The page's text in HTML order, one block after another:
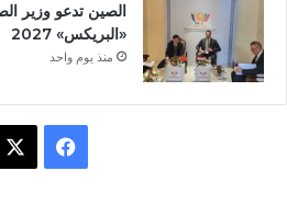
الصين تدعو وزير
«البريكس» 2027
منذ يوم واحد